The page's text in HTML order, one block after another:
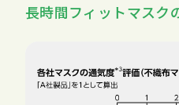
長時間フィットマスク